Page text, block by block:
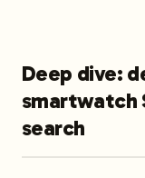
Deep dive:
smartwatch
search